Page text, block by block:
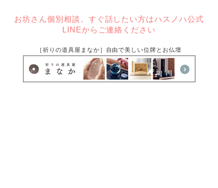
お坊さん個別相談。すぐ話したい方はハスノハ公式
LINEからご連絡ください
［祈りの道具屋まなか］自由で美しい位牌とお仏壇